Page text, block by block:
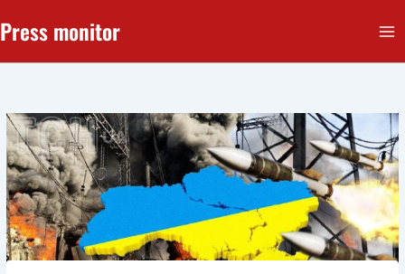
до
Press monitor